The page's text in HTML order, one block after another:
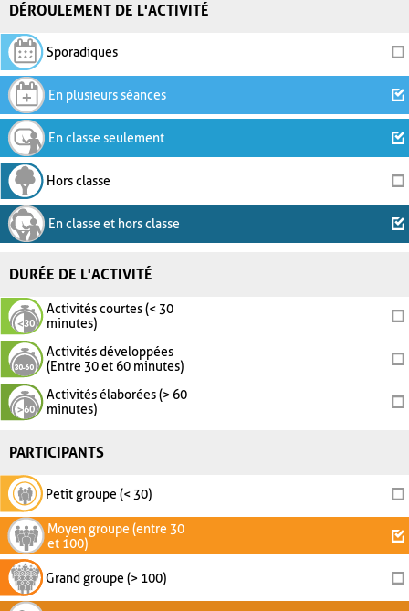
DÉROULEMENT DE L'ACTIVITÉ
Sporadiques
En plusieurs séances
En classe seulement
Hors classe
En classe et hors classe
DURÉE DE L'ACTIVITÉ
Activités courtes (< 30
minutes)
Activités développées
(Entre 30 et 60 minutes)
Activités élaborées (> 60
minutes)
PARTICIPANTS
Petit groupe (< 30)
Moyen groupe (entre 30
et 100)
Grand groupe (> 100)